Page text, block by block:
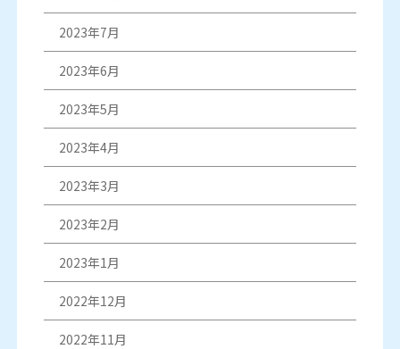
2023年7月
2023年6月
2023年5月
2023年4月
2023年3月
2023年2月
2023年1月
2022年12月
2022年11月